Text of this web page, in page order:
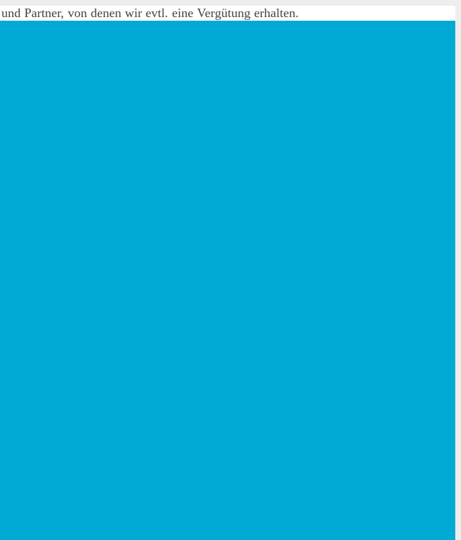
Partner, von denen wir evtl. eine Vergütung erhalten.